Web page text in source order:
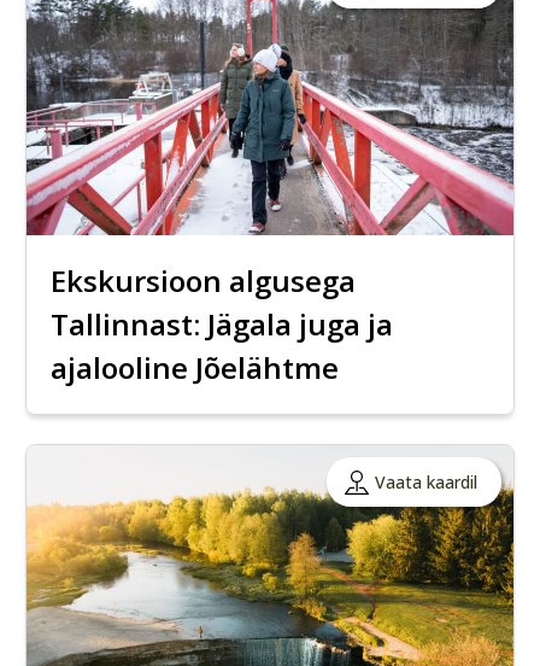
Ekskursioon algusega
Tallinnast: Jägala juga ja
ajalooline Jõelähtme
Vaata kaardil